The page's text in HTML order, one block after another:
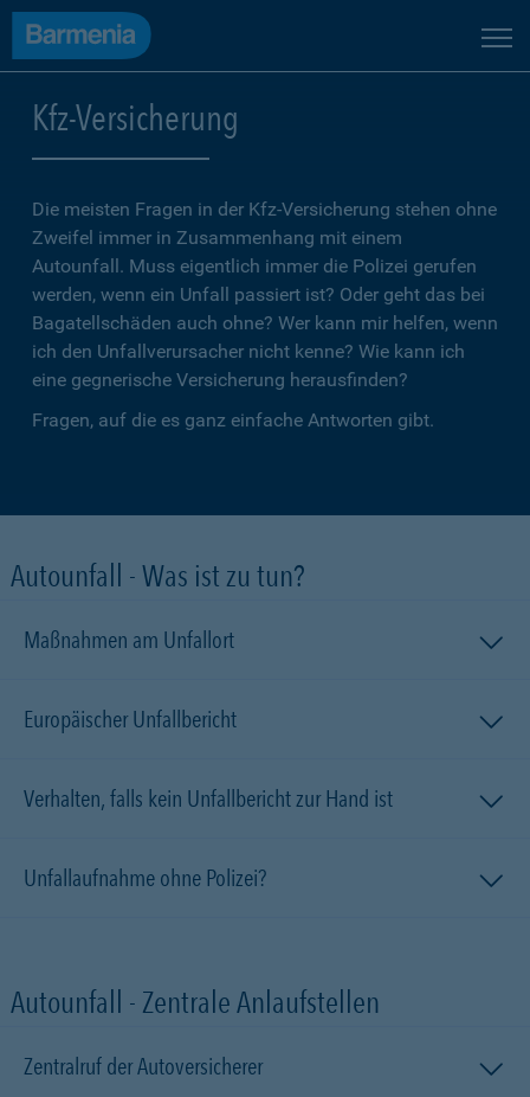
Kfz-Versicherung
Die meisten Fragen in der Kfz-Versicherung stehen ohne
Zweifel immer in Zusammenhang mit einem
Autounfall. Muss eigentlich immer die Polizei gerufen
werden, wenn ein Unfall passiert ist? Oder geht das bei
Bagatellschäden auch ohne? Wer kann mir helfen, wenn
ich den Unfallverursacher nicht kenne? Wie kann ich
eine gegnerische Versicherung herausfinden?
Fragen, auf die es ganz einfache Antworten gibt.
Autounfall - Was ist zu tun?
Maßnahmen am Unfallort
Europäischer Unfallbericht
Verhalten, falls kein Unfallbericht zur Hand ist
Unfallaufnahme ohne Polizei?
Autounfall - Zentrale Anlaufstellen
Zentralruf der Autoversicherer